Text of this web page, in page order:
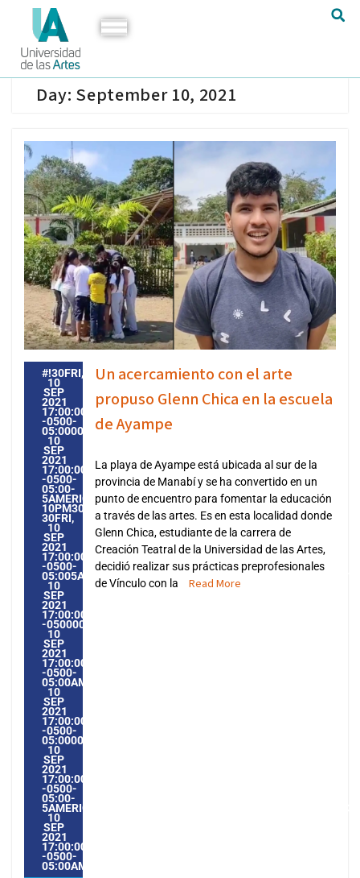
Day: September 10, 2021
#!30FRI,
10
SEP
2021
17:00:00
-0500-
05:000030#30FRI,
10
SEP
2021
17:00:00
-0500-
05:00-
5AMERICA/GUAYAQUIL3030AMERICA/GUAYAQUIL202130
10PM30PM-
30FRI,
10
SEP
2021
17:00:00
-0500-
05:005AMERICA/GUAYAQUIL3030AMERICA/
10
SEP
2021
17:00:00
-0500005009PMFRIDAY=1009#!30FRI,
10
SEP
2021
17:00:00
-0500-
05:00AMERICA/GUAYAQUIL9#SEP#!30FRI,
10
SEP
2021
17:00:00
-0500-
05:000030#/30FRI,
10
SEP
2021
17:00:00
-0500-
05:00-
5AMERICA/GUAYAQUIL3030AMERICA/
10
SEP
2021
17:00:00
-0500-
05:00AMERICA/GUAYAQUIL9#
Un acercamiento con el arte
propuso Glenn Chica en la escuela
de Ayampe
La playa de Ayampe está ubicada al sur de la
provincia de Manabí y se ha convertido en un
punto de encuentro para fomentar la educación
a través de las artes. Es en esta localidad donde
Glenn Chica, estudiante de la carrera de
Creación Teatral de la Universidad de las Artes,
decidió realizar sus prácticas preprofesionales
de Vínculo con la
Read More